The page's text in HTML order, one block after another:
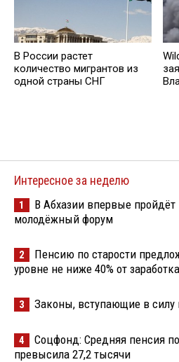
В России растет
количество мигрантов из
одной страны СНГ
Интересное за неделю
1
В Абхазии впервые
молодёжный форум
2
Пенсию по старости
уровне не ниже 40% от заработка
3 Законы, вступающие в силу
4
Соцфонд: Средняя пенсия
превысила 27,2 тысячи